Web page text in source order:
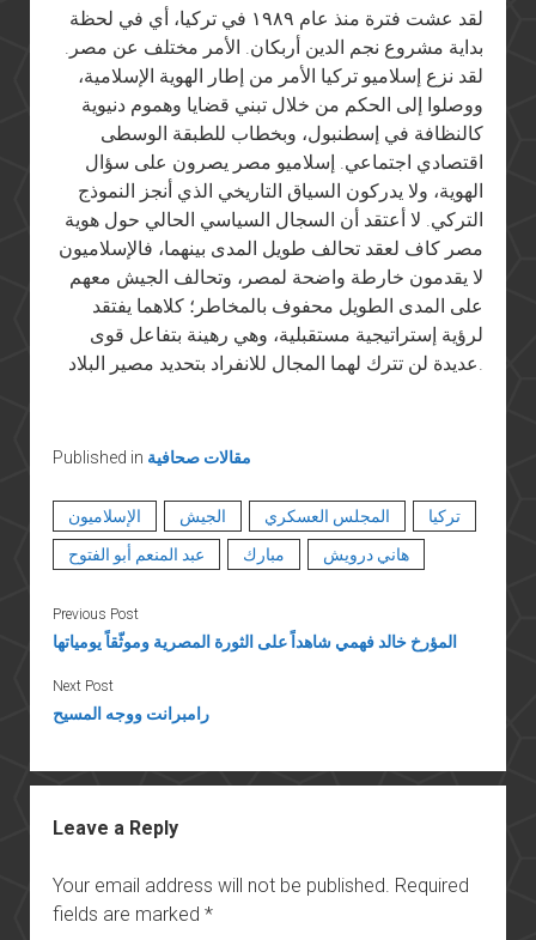
لقد عشت فترة منذ عام ١٩٨٩ في تركيا، أي في لحظة
بداية مشروع نجم الدين أربكان. الأمر مختلف عن مصر.
لقد نزع إسلاميو تركيا الأمر من إطار الهوية الإسلامية،
ووصلوا إلى الحكم من خلال تبني قضايا وهموم دنيوية
كالنظافة في إسطنبول، وبخطاب للطبقة الوسطى
اقتصادي اجتماعي. إسلاميو مصر يصرون على سؤال
الهوية، ولا يدركون السياق التاريخي الذي أنجز النموذج
التركي. لا أعتقد أن السجال السياسي الحالي حول هوية
مصر كاف لعقد تحالف طويل المدى بينهما، فالإسلاميون
لا يقدمون خارطة واضحة لمصر، وتحالف الجيش معهم
على المدى الطويل محفوف بالمخاطر؛ كلاهما يفتقد
لرؤية إستراتيجية مستقبلية، وهي رهينة بتفاعل قوى
عديدة لن تترك لهما المجال للانفراد بتحديد مصير البلاد.
Published in مقالات صحافية
الإسلاميون الجيش المجلس العسكري
تركيا
عبد المنعم أبو الفتوح
مبارك هاني درويش
Previous Post
المؤرخ خالد فهمي شاهداً على الثورة المصرية وموثّقاً يومياتها
Next Post
رامبرانت ووجه المسيح
Leave a Reply
Your email address will not be published. Required
fields are marked *